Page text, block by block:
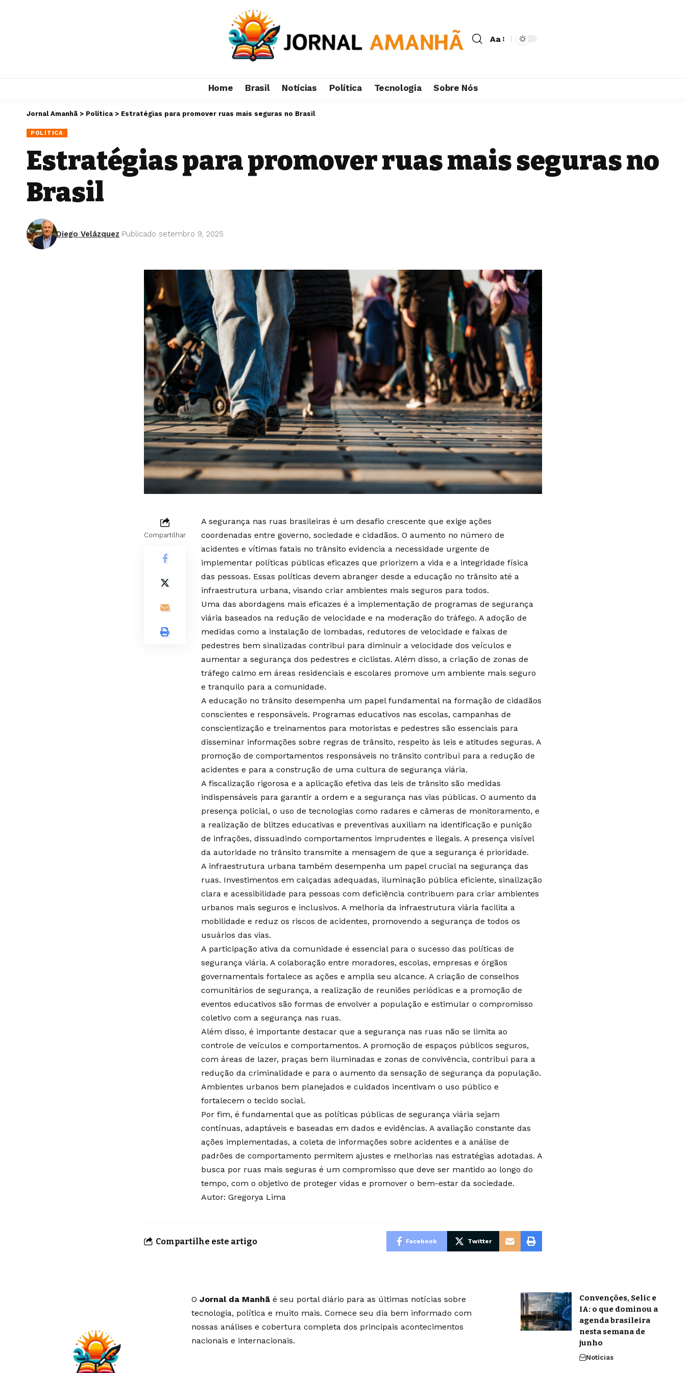
Aa
Home Brasil Notícias Política Tecnologia Sobre Nós
Jornal Amanhã > Política > Estratégias para promover ruas mais seguras no Brasil
POLÍTICA
Estratégias para promover ruas mais seguras no
Brasil
Diego Velázquez Publicado setembro 9, 2025
Compartilhar
A segurança nas ruas brasileiras é um desafio crescente que exige ações
coordenadas entre governo, sociedade e cidadãos. O aumento no número de
acidentes e vítimas fatais no trânsito evidencia a necessidade urgente de
implementar políticas públicas eficazes que priorizem a vida e a integridade física
das pessoas. Essas políticas devem abranger desde a educação no trânsito até a
infraestrutura urbana, visando criar ambientes mais seguros para todos.
Uma das abordagens mais eficazes é a implementação de programas de segurança
viária baseados na redução de velocidade e na moderação do tráfego. A adoção de
medidas como a instalação de lombadas, redutores de velocidade e faixas de
pedestres bem sinalizadas contribui para diminuir a velocidade dos veículos e
aumentar a segurança dos pedestres e ciclistas. Além disso, a criação de zonas de
tráfego calmo em áreas residenciais e escolares promove um ambiente mais seguro
e tranquilo para a comunidade.
A educação no trânsito desempenha um papel fundamental na formação de cidadãos
conscientes e responsáveis. Programas educativos nas escolas, campanhas de
conscientização e treinamentos para motoristas e pedestres são essenciais para
disseminar informações sobre regras de trânsito, respeito às leis e atitudes seguras. A
promoção de comportamentos responsáveis no trânsito contribui para a redução de
acidentes e para a construção de uma cultura de segurança viária.
A fiscalização rigorosa e a aplicação efetiva das leis de trânsito são medidas
indispensáveis para garantir a ordem e a segurança nas vias públicas. O aumento da
presença policial, o uso de tecnologias como radares e câmeras de monitoramento, e
a realização de blitzes educativas e preventivas auxiliam na identificação e punição
de infrações, dissuadindo comportamentos imprudentes e ilegais. A presença visível
da autoridade no trânsito transmite a mensagem de que a segurança é prioridade.
A infraestrutura urbana também desempenha um papel crucial na segurança das
ruas. Investimentos em calçadas adequadas, iluminação pública eficiente, sinalização
clara e acessibilidade para pessoas com deficiência contribuem para criar ambientes
urbanos mais seguros e inclusivos. A melhoria da infraestrutura viária facilita a
mobilidade e reduz os riscos de acidentes, promovendo a segurança de todos os
usuários das vias.
A participação ativa da comunidade é essencial para o sucesso das políticas de
segurança viária. A colaboração entre moradores, escolas, empresas e órgãos
governamentais fortalece as ações e amplia seu alcance. A criação de conselhos
comunitários de segurança, a realização de reuniões periódicas e a promoção de
eventos educativos são formas de envolver a população e estimular o compromisso
coletivo com a segurança nas ruas.
Além disso, é importante destacar que a segurança nas ruas não se limita ao
controle de veículos e comportamentos. A promoção de espaços públicos seguros,
com áreas de lazer, praças bem iluminadas e zonas de convivência, contribui para a
redução da criminalidade e para o aumento da sensação de segurança da população.
Ambientes urbanos bem planejados e cuidados incentivam o uso público e
fortalecem o tecido social.
Por fim, é fundamental que as políticas públicas de segurança viária sejam
contínuas, adaptáveis e baseadas em dados e evidências. A avaliação constante das
ações implementadas, a coleta de informações sobre acidentes e a análise de
padrões de comportamento permitem ajustes e melhorias nas estratégias adotadas. A
busca por ruas mais seguras é um compromisso que deve ser mantido ao longo do
tempo, com o objetivo de proteger vidas e promover o bem-estar da sociedade.
Autor: Gregorya Lima
Compartilhe este artigo Facebook Twitter
O Jornal da Manhãé seu portal diário para as últimas notícias sobre
tecnologia, política e muito mais. Comece seu dia bem informado com
nossas análises e cobertura completa dos principais acontecimentos
nacionais e internacionais.
Convenções, Selic e
IA: o que dominou a
agenda brasileira
nesta semana de
junho
Notícias